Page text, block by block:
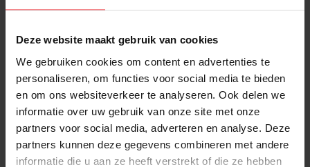
Deze website maakt gebruik van cookies
We gebruiken cookies om content en advertenties te
personaliseren, om functies voor social media te bieden
en om ons websiteverkeer te analyseren. Ook delen we
informatie over uw gebruik van onze site met onze
partners voor social media, adverteren en analyse. Deze
partners kunnen deze gegevens combineren met andere
informatie die u aan ze heeft verstrekt of die ze hebben
entresolvloeren met hoogwaardig leuningwerk.
functionaliteit en stijl.